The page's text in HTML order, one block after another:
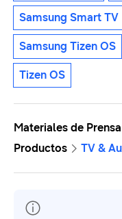
Samsung Smart TV
Samsung Tizen OS
Tizen OS
Materiales de Prensa
Productos
TV &